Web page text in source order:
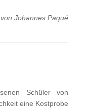
Johannes Paqué
Schüler von
eine Kostprobe